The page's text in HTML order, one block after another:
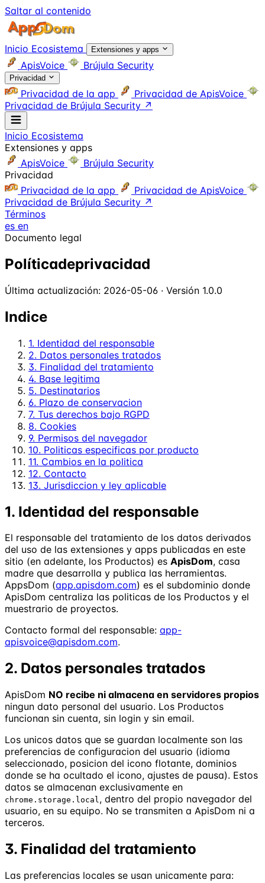
Saltar al contenido
Inicio Ecosistema Extensiones y apps
ApisVoice Brújula Security
Privacidad
Privacidad de la app
Privacidad de ApisVoice
Privacidad de Brújula Security ↗
Inicio Ecosistema
Extensiones y apps
ApisVoice
Brújula Security
Privacidad
Privacidad de la app
Privacidad de ApisVoice
Privacidad de Brújula Security ↗
Términos
es en
Documento legal
Políticadeprivacidad
Última actualización: 2026-05-06 · Versión 1.0.0
Indice
1. Identidad del responsable
2. Datos personales tratados
3. Finalidad del tratamiento
4. Base legitima
5. Destinatarios
6. Plazo de conservacion
7. Tus derechos bajo RGPD
8. Cookies
9. Permisos del navegador
10. Politicas especificas por producto
11. Cambios en la politica
12. Contacto
13. Jurisdiccion y ley aplicable
1. Identidad del responsable
El responsable del tratamiento de los datos derivados
del uso de las extensiones y apps publicadas en este
sitio (en adelante, los Productos) es ApisDom, casa
madre que desarrolla y publica las herramientas.
AppsDom (app.apisdom.com) es el subdominio donde
ApisDom centraliza las politicas de los Productos y el
muestrario de proyectos.
Contacto formal del responsable: app-
apisvoice@apisdom.com.
2. Datos personales tratados
ApisDom NO recibe ni almacena en servidores propios
ningun dato personal del usuario. Los Productos
funcionan sin cuenta, sin login y sin email.
Los unicos datos que se guardan localmente son las
preferencias de configuracion del usuario (idioma
seleccionado, posicion del icono flotante, dominios
donde se ha ocultado el icono, ajustes de pausa). Estos
datos se almacenan exclusivamente en
chrome.storage.local, dentro del propio navegador del
usuario, en su equipo. No se transmiten a ApisDom ni a
terceros.
3. Finalidad del tratamiento
Las preferencias locales se usan unicamente para: